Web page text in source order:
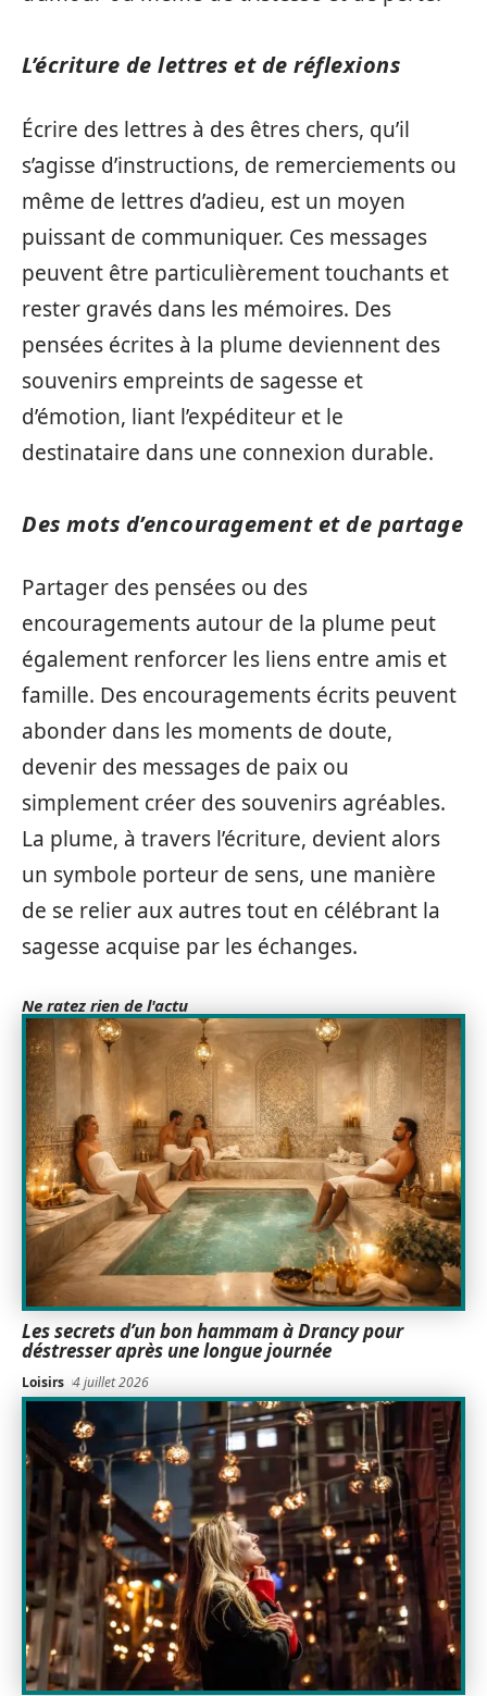
L’écriture de lettres et de réflexions
Écrire des lettres à des êtres chers, qu’il
s’agisse d’instructions, de remerciements ou
même de lettres d’adieu, est un moyen
puissant de communiquer. Ces messages
peuvent être particulièrement touchants et
rester gravés dans les mémoires. Des
pensées écrites à la plume deviennent des
souvenirs empreints de sagesse et
d’émotion, liant l’expéditeur et le
destinataire dans une connexion durable.
Des mots d’encouragement et de partage
Partager des pensées ou des
encouragements autour de la plume peut
également renforcer les liens entre amis et
famille. Des encouragements écrits peuvent
abonder dans les moments de doute,
devenir des messages de paix ou
simplement créer des souvenirs agréables.
La plume, à travers l’écriture, devient alors
un symbole porteur de sens, une manière
de se relier aux autres tout en célébrant la
sagesse acquise par les échanges.
Ne ratez rien de l'actu
Les secrets d’un bon hammam à Drancy pour
déstresser après une longue journée
Loisirs 4 juillet 2026